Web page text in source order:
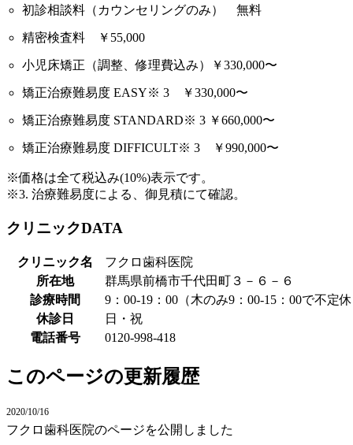
初診相談料（カウンセリングのみ） 無料
精密検査料 ￥55,000
小児床矯正（調整、修理費込み）￥330,000〜
矯正治療難易度 EASY※ 3 ￥330,000〜
矯正治療難易度 STANDARD※ 3 ￥660,000〜
矯正治療難易度 DIFFICULT※ 3 ￥990,000〜
※価格は全て税込み(10%)表示です。
※3. 治療難易度による、御見積にて確認。
クリニックDATA
クリニック名
フクロ歯科医院
所在地
群馬県前橋市千代田町３－６－６
診療時間
9：00-19：00（木のみ9：00-15：00で不定
休診日
日・祝
電話番号
0120-998-418
このページの更新履歴
2020/10/16
フクロ歯科医院のページを公開しました